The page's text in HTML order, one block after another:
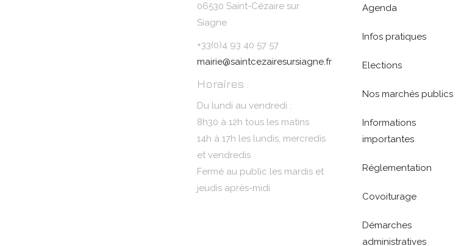
06530 Saint-Cézaire sur
Siagne
+33(0)4 93 40 57 57
mairie@saintcezairesursiagne.fr
Horaires :
Du lundi au vendredi :
8h30 à 12h tous les matins
14h à 17h les lundis, mercredis
et vendredis
Fermé au public les mardis et
jeudis après-midi
Agenda
Infos pratiques
Elections
Nos marchés publics
Informations
importantes
Réglementation
Covoiturage
Démarches
administratives